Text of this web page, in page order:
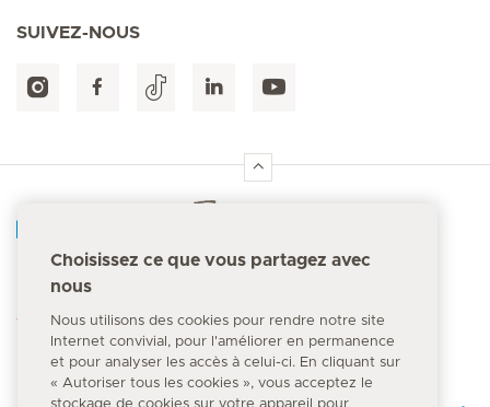
SUIVEZ-NOUS
Numéro d'urgence
144
Choisissez ce que vous partagez avec
nous
Nous utilisons des cookies pour rendre notre site
Internet convivial, pour l'améliorer en permanence
et pour analyser les accès à celui-ci. En cliquant sur
« Autoriser tous les cookies », vous acceptez le